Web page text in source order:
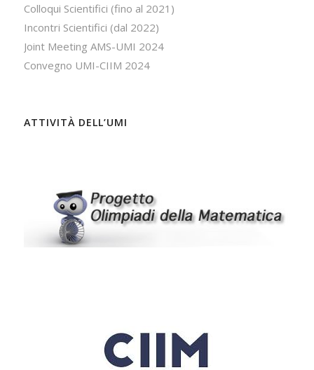
Colloqui Scientifici (fino al 2021)
Incontri Scientifici (dal 2022)
Joint Meeting AMS-UMI 2024
Convegno UMI-CIIM 2024
ATTIVITÀ DELL’UMI